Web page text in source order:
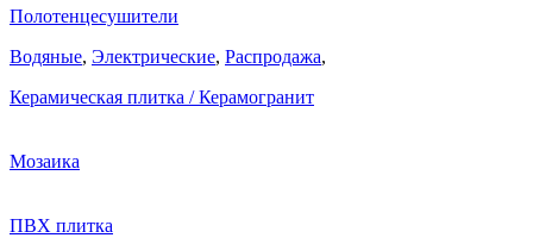
Полотенцесушители
Водяные, Электрические, Распродажа,
Керамическая плитка / Керамогранит
Мозаика
ПВХ плитка